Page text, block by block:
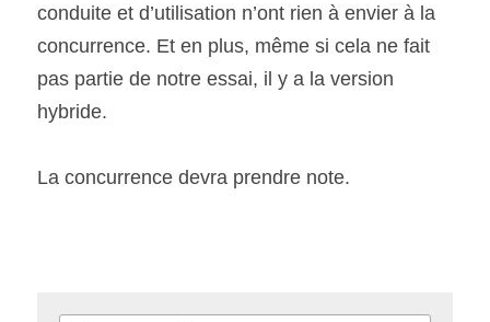
conduite et d’utilisation n’ont rien à envier à la
concurrence. Et en plus, même si cela ne fait
pas partie de notre essai, il y a la version
hybride.
La concurrence devra prendre note.